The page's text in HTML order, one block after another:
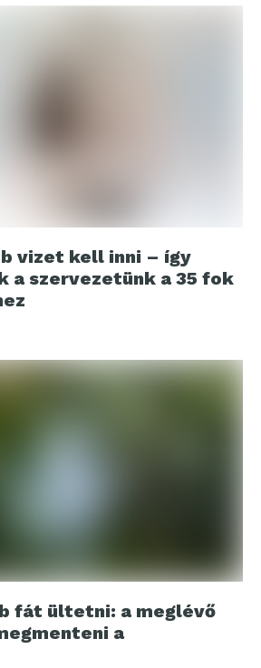
vizet kell inni – így
a szervezetünk a 35 fok
fát ültetni: a meglévő
a